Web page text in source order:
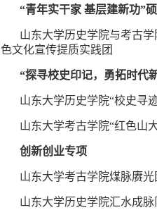
“青年实干家 基层建新功”
山东大学历史学院与考古学
色文化宣传提质实践团
“探寻校史印记，勇拓时代
山东大学历史学院“校史寻
山东大学考古学院“红色山
创新创业专项
山东大学考古学院煤脉赓光
山东大学历史学院汇水成脉